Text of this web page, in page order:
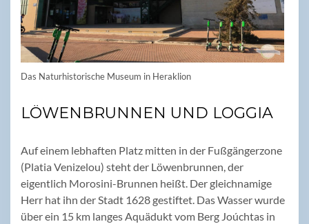
Das Naturhistorische Museum in Heraklion
LÖWENBRUNNEN UND LOGGIA
Auf einem lebhaften Platz mitten in der Fußgängerzone
(Platia Venizelou) steht der Löwenbrunnen, der
eigentlich Morosini-Brunnen heißt. Der gleichnamige
Herr hat ihn der Stadt 1628 gestiftet. Das Wasser wurde
über ein 15 km langes Aquädukt vom Berg Joúchtas in